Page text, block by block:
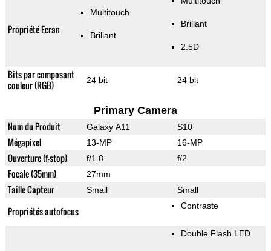
Propriété Ecran
Multitouch
Brillant
Brillant
2.5D
Bits par composant
couleur (RGB)
24 bit 24 bit
Primary Camera
Nom du Produit Galaxy A11 S10
Mégapixel 13-MP 16-MP
Ouverture (f-stop) f/1.8 f/2
Focale (35mm) 27mm
Taille Capteur Small Small
Propriétés autofocus Contraste
Double Flash LED